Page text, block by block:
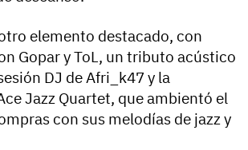
elemento destacado, con
Gopar y ToL, un tributo acústico
DJ de Afri_k47 y la
Jazz Quartet, que ambientó el
con sus melodías de jazz y